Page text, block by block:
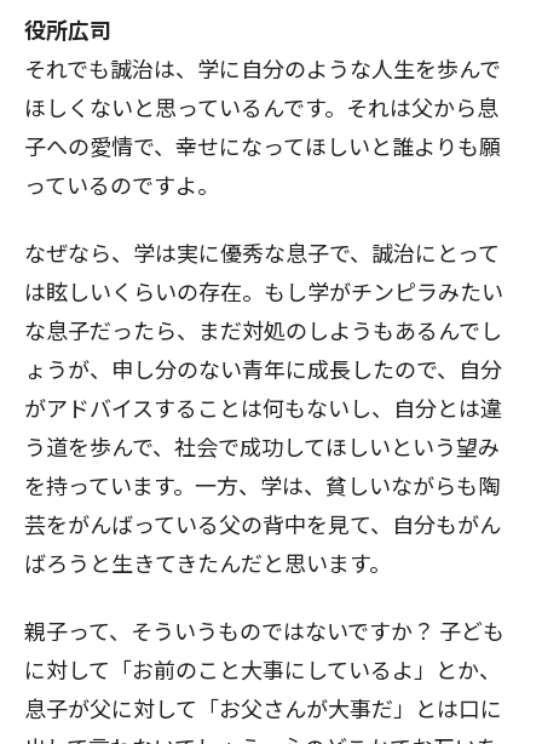
役所広司
それでも誠治は、学に自分のような人生を歩んで
ほしくないと思っているんです。それは父から息
子への愛情で、幸せになってほしいと誰よりも願
っているのですよ。
なぜなら、学は実に優秀な息子で、誠治にとって
は眩しいくらいの存在。もし学がチンピラみたい
な息子だったら、まだ対処のしようもあるんでし
ょうが、申し分のない青年に成長したので、自分
がアドバイスすることは何もないし、自分とは違
う道を歩んで、社会で成功してほしいという望み
を持っています。一方、学は、貧しいながらも陶
芸をがんばっている父の背中を見て、自分もがん
ばろうと生きてきたんだと思います。
親子って、そういうものではないですか？ 子ども
に対して「お前のこと大事にしているよ」とか、
息子が父に対して「お父さんが大事だ」とは口に